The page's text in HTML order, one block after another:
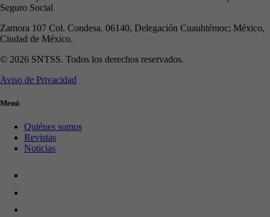
Seguro Social
Zamora 107 Col. Condesa. 06140, Delegación Cuauhtémoc; México,
Ciudad de México.
© 2026 SNTSS. Todos los derechos reservados.
Aviso de Privacidad
Menú
Quiénes somos
Revistas
Noticias